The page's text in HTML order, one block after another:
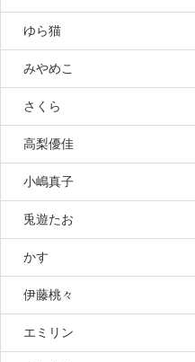
ゆら猫
みやめこ
さくら
高梨優佳
小嶋真子
兎遊たお
かす
伊藤桃々
エミリン